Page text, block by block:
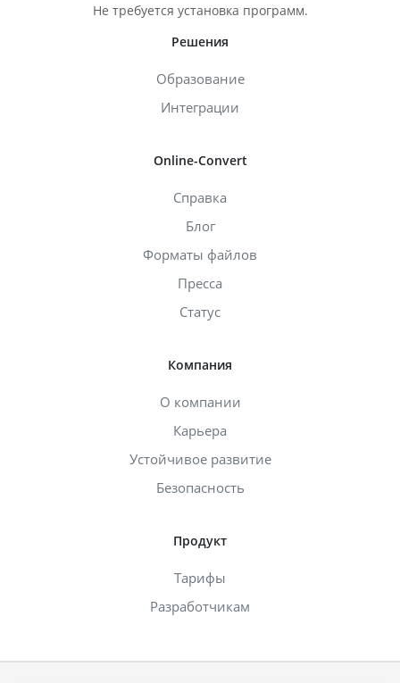
Не требуется установка программ.
Решения
Образование
Интеграции
Online-Convert
Справка
Блог
Форматы файлов
Пресса
Статус
Компания
О компании
Карьера
Устойчивое развитие
Безопасность
Продукт
Тарифы
Разработчикам